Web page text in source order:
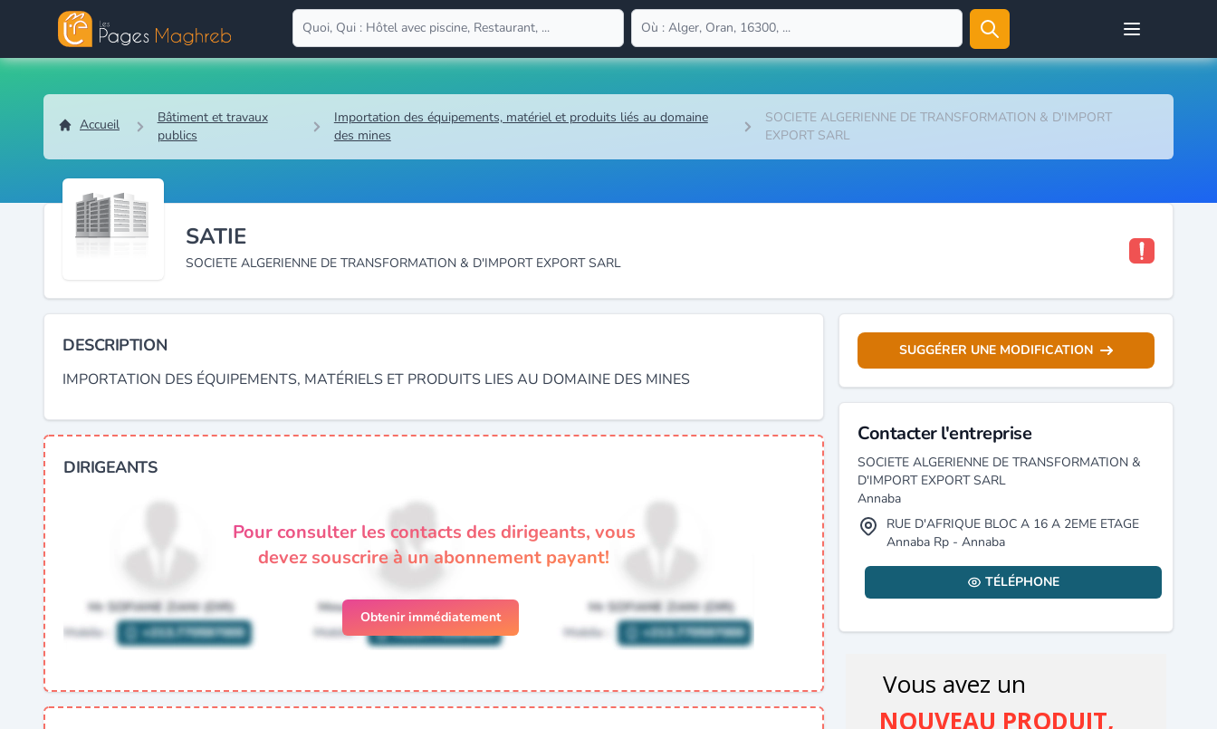
Open user menu
Accueil
Bâtiment et travaux
publics
Importation des équipements, matériel et produits liés au domaine
des mines
SOCIETE ALGERIENNE DE TRANSFORMATION & D'IMPORT
EXPORT SARL
SATIE
SOCIETE ALGERIENNE DE TRANSFORMATION & D'IMPORT EXPORT SARL
DESCRIPTION
IMPORTATION DES ÉQUIPEMENTS, MATÉRIELS ET PRODUITS LIES AU DOMAINE DES MINES
DIRIGEANTS
Pour consulter les contacts des dirigeants, vous
devez souscrire à un abonnement payant!
Obtenir immédiatement
SUGGÉRER UNE MODIFICATION
Contacter l'entreprise
SOCIETE ALGERIENNE DE TRANSFORMATION &
D'IMPORT EXPORT SARL
Annaba
RUE D'AFRIQUE BLOC A 16 A 2EME ETAGE
Annaba Rp - Annaba
TÉLÉPHONE